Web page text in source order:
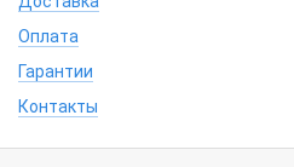
Оплата
Гарантии
Контакты